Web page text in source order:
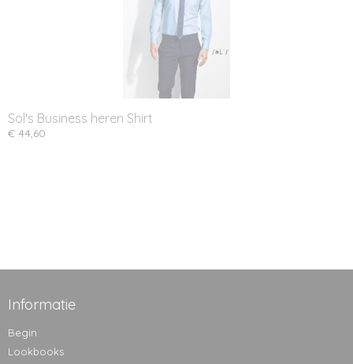
Sol's Business heren Shirt
€ 44,60
Informatie
Begin
Lookbooks